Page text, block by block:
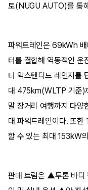
토(NUGU AUTO)를 통
파워트레인은 69kWh
터를 결합해 역동적인 운
터 익스텐디드 레인지를
대 475km(WLTP 기준)
말 장거리 여행까지 다양
대 파워트레인이다. 또
할 수 있는 최대 153kW
판매 트림은 ▲투톤 바디